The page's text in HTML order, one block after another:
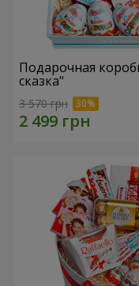
Подарочная
сказка"
3 570 грн